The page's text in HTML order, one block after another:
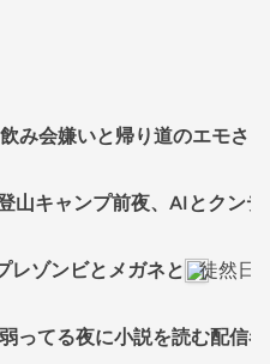
み会嫌いと帰り道のエモさ
山キャンプ前夜、AIとクン
レゾンビとメガネと 徒然日
ってる夜に小説を読む配信